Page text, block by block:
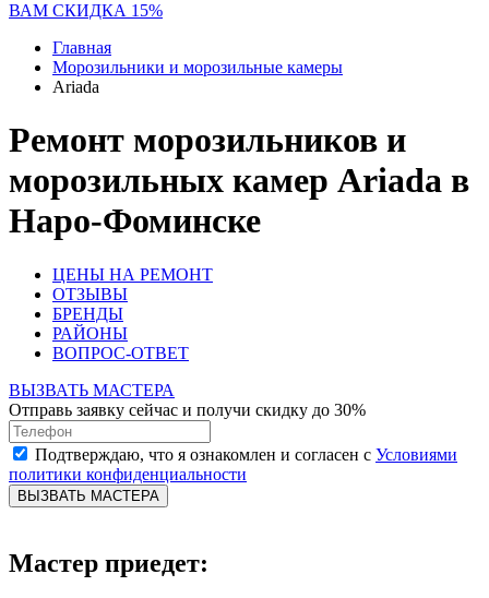
ВАМ СКИДКА 15%
Главная
Морозильники и морозильные камеры
Ariada
Ремонт морозильников и
морозильных камер Ariada в
Наро-Фоминске
ЦЕНЫ НА РЕМОНТ
ОТЗЫВЫ
БРЕНДЫ
РАЙОНЫ
ВОПРОС-ОТВЕТ
ВЫЗВАТЬ МАСТЕРА
Отправь заявку сейчас и получи скидку до 30%
Подтверждаю, что я ознакомлен и согласен с Условиями
политики конфиденциальности
ВЫЗВАТЬ МАСТЕРА
Мастер приедет: